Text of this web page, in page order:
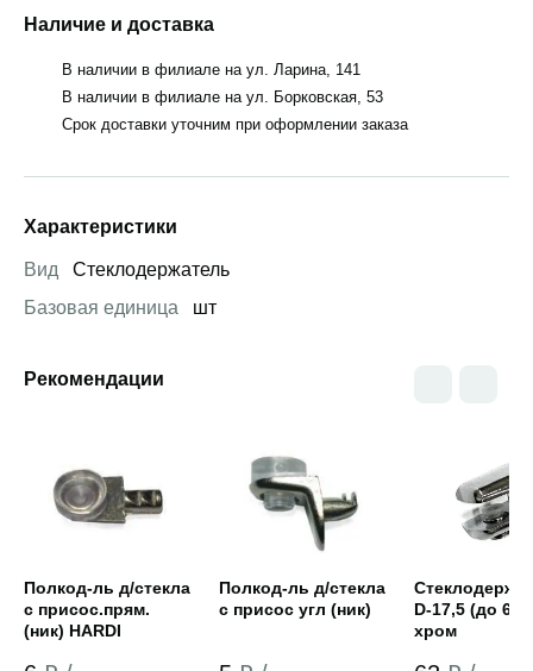
Наличие и доставка
В наличии в филиале на ул. Ларина, 141
В наличии в филиале на ул. Борковская, 53
Срок доставки уточним при оформлении заказа
Характеристики
Вид
Стеклодержатель
Базовая единица
шт
Рекомендации
Полкод-ль д/стекла
с присос.прям.
(ник) HARDI
Полкод-ль д/стекла
с присос угл (ник)
D-17,5 (до 6
хром